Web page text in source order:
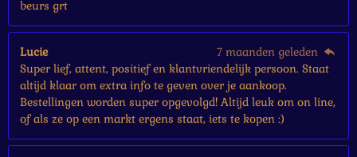
beurs grt
Lucie
7 maanden geleden
Super lief, attent, positief en klantvriendelijk persoon. Staat
altijd klaar om extra info te geven over je aankoop.
Bestellingen worden super opgevolgd! Altijd leuk om on line,
of als ze op een markt ergens staat, iets te kopen :)